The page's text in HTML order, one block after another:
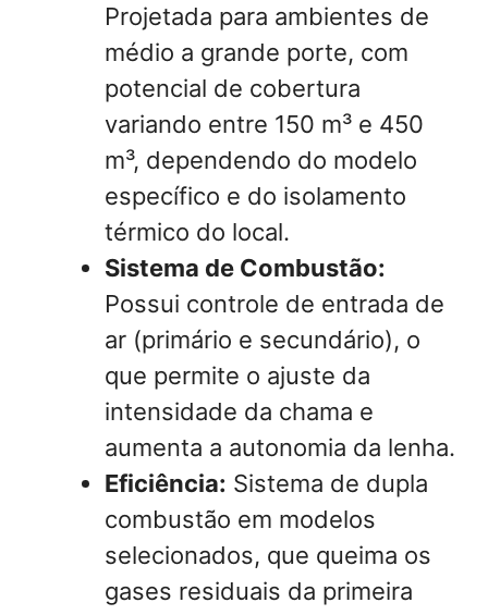
Projetada para ambientes de
médio a grande porte, com
potencial de cobertura
variando entre 150 m³ e 450
m³, dependendo do modelo
específico e do isolamento
térmico do local.
Sistema de Combustão:
Possui controle de entrada de
ar (primário e secundário), o
que permite o ajuste da
intensidade da chama e
aumenta a autonomia da lenha.
Eficiência: Sistema de dupla
combustão em modelos
selecionados, que queima os
gases residuais da primeira